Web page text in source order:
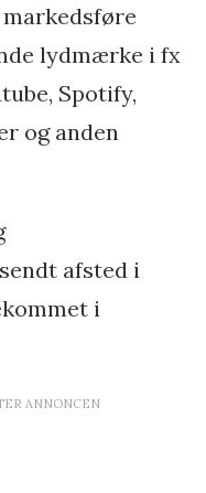
lydmærke i fx
Spotify,
og anden
afsted i
i
ANNONCEN